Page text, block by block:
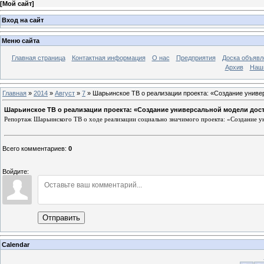
[Мой сайт]
Вход на сайт
Меню сайта
Главная страница Контактная информация О нас Предприятия
Доска
Архив
Главная » 2014 » Август » 7 » Шарьинское ТВ о реализации проекта: «Создание
Шарьинское ТВ о реализации проекта: «Создание универсальной модели
Репортаж Шарьинского ТВ о ходе реализации социально значимого проекта: «Создание
Всего комментариев: 0
Войдите:
Отправить
Calendar